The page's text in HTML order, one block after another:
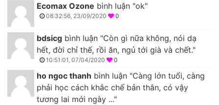
Ecomax Ozone bình luận "ok"
08:32:56, 23/09/2020 0
bdsicg bình luận "Còn gì nữa không, nói dạ
hết, đời chỉ thế, rồi ăn, ngủ tới già và chết."
10:51:01, 07/04/2020 0
ho ngoc thanh bình luận "Càng lớn tuổi, càng
phải học cách khắc chế bản thân, có vậy
tương lai mới ngày ..."